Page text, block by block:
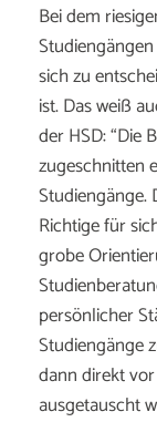
Bei dem
sich zu
ist. Das weiß
der HSD: “Die
zugeschnitten
Studiengänge.
Richtige für
grobe
persönlicher
Studiengänge
dann direkt
ausgetauscht